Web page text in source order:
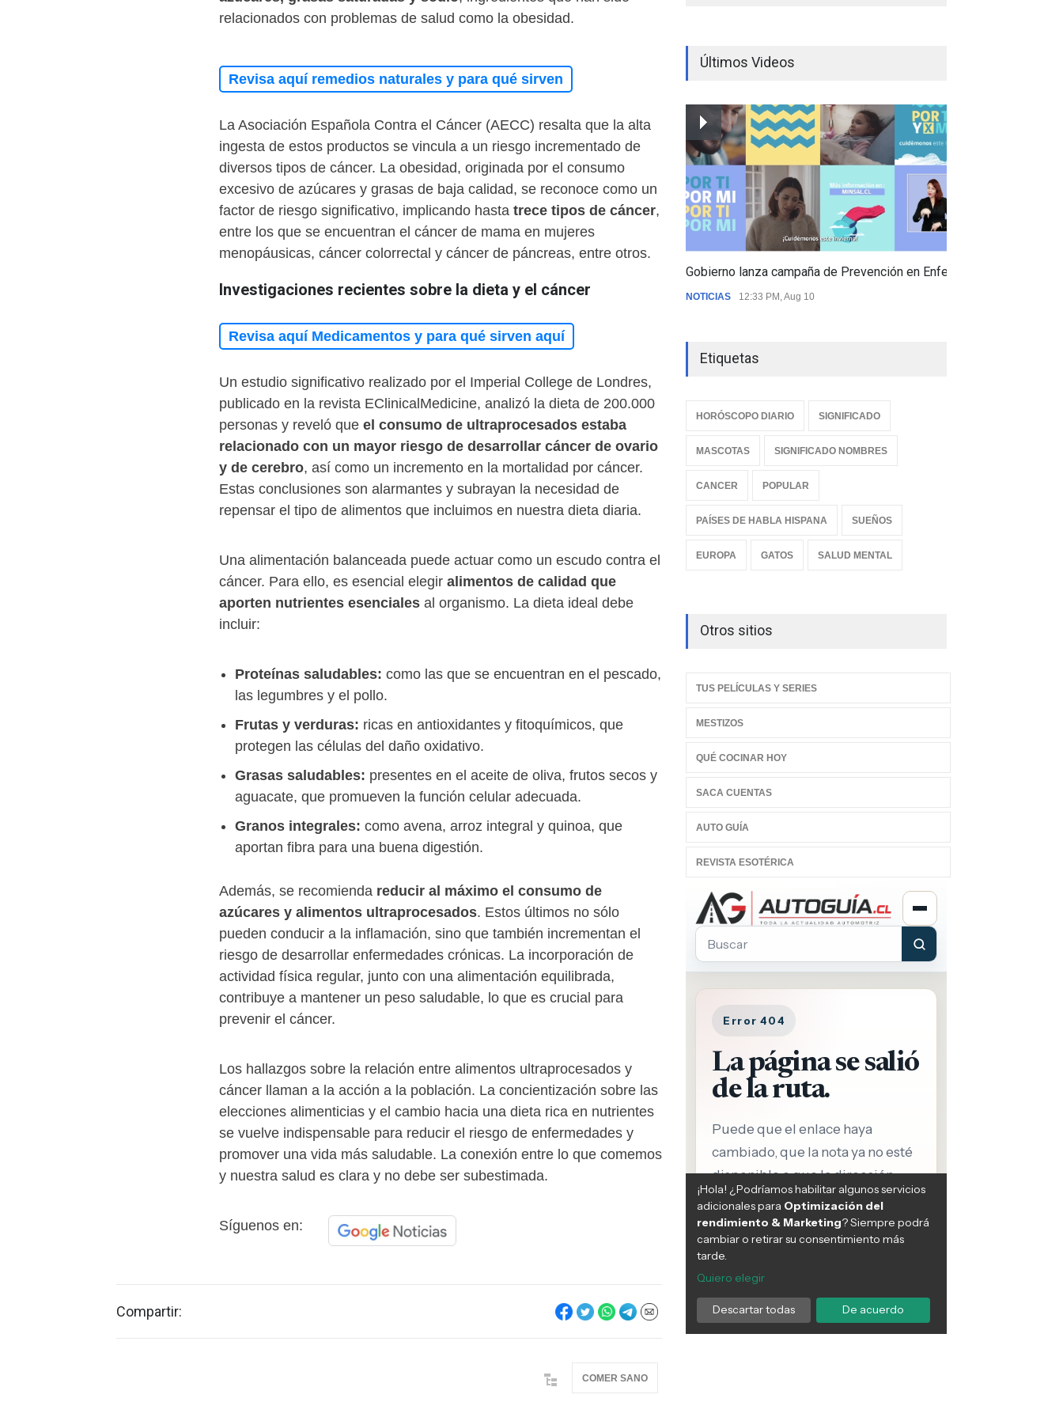
relacionados con problemas de salud como la obesidad.
Revisa aquí remedios naturales y para qué sirven
La Asociación Española Contra el Cáncer (AECC) resalta que la alta
ingesta de estos productos se vincula a un riesgo incrementado de
diversos tipos de cáncer. La obesidad, originada por el consumo
excesivo de azúcares y grasas de baja calidad, se reconoce como un
factor de riesgo significativo, implicando hasta trece tipos de cáncer,
entre los que se encuentran el cáncer de mama en mujeres
menopáusicas, cáncer colorrectal y cáncer de páncreas, entre otros.
Investigaciones recientes sobre la dieta y el cáncer
Revisa aquí Medicamentos y para qué sirven aquí
Un estudio significativo realizado por el Imperial College de Londres,
publicado en la revista EClinicalMedicine, analizó la dieta de 200.000
personas y reveló que el consumo de ultraprocesados estaba
relacionado con un mayor riesgo de desarrollar cáncer de ovario
y de cerebro, así como un incremento en la mortalidad por cáncer.
Estas conclusiones son alarmantes y subrayan la necesidad de
repensar el tipo de alimentos que incluimos en nuestra dieta diaria.
Una alimentación balanceada puede actuar como un escudo contra el
cáncer. Para ello, es esencial elegir alimentos de calidad que
aporten nutrientes esenciales al organismo. La dieta ideal debe
incluir:
Proteínas saludables: como las que se encuentran en el pescado,
las legumbres y el pollo.
Frutas y verduras: ricas en antioxidantes y fitoquímicos, que
protegen las células del daño oxidativo.
Grasas saludables: presentes en el aceite de oliva, frutos secos y
aguacate, que promueven la función celular adecuada.
Granos integrales: como avena, arroz integral y quinoa, que
aportan fibra para una buena digestión.
Además, se recomienda reducir al máximo el consumo de
azúcares y alimentos ultraprocesados. Estos últimos no sólo
pueden conducir a la inflamación, sino que también incrementan el
riesgo de desarrollar enfermedades crónicas. La incorporación de
actividad física regular, junto con una alimentación equilibrada,
contribuye a mantener un peso saludable, lo que es crucial para
prevenir el cáncer.
Los hallazgos sobre la relación entre alimentos ultraprocesados y
cáncer llaman a la acción a la población. La concientización sobre las
elecciones alimenticias y el cambio hacia una dieta rica en nutrientes
se vuelve indispensable para reducir el riesgo de enfermedades y
promover una vida más saludable. La conexión entre lo que comemos
y nuestra salud es clara y no debe ser subestimada.
Síguenos en:
Compartir:
COMER SANO
Últimos Videos
Gobierno lanza campaña de Prevención en Enfermedades
NOTICIAS 12:33 PM, Aug 10
Etiquetas
HORÓSCOPO DIARIO SIGNIFICADO
MASCOTAS SIGNIFICADO NOMBRES
CANCER POPULAR
PAÍSES DE HABLA HISPANA SUEÑOS
EUROPA GATOS SALUD MENTAL
Otros sitios
TUS PELÍCULAS Y SERIES
MESTIZOS
QUÉ COCINAR HOY
SACA CUENTAS
AUTO GUÍA
REVISTA ESOTÉRICA